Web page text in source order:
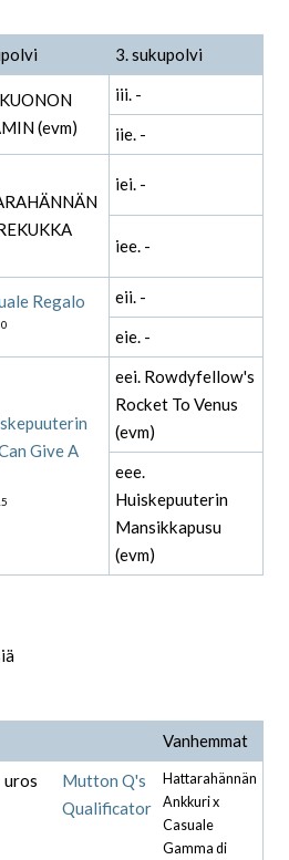
3. sukupolvi
(evm)
iii. -
iie. -
iei. -
iee. -
Regalo
eii. -
eie. -
Give A
eei. Rowdyfellow's
Rocket To Venus
(evm)
eee.
Huiskepuuterin
Mansikkapusu
(evm)
Vanhemmat
uros
Mutton Q's
Qualificator
Hattarahännän
Ankkuri x
Casuale
Gamma di